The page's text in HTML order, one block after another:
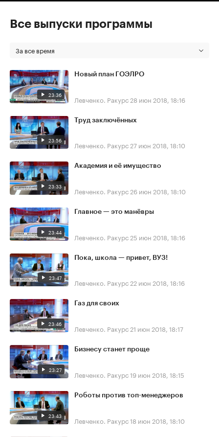
Все выпуски программы
За все время
23:36
Новый план ГОЭЛРО
Левченко. Ракурс 28 июн 2018, 18:16
23:56
Труд заключённых
Левченко. Ракурс 27 июн 2018, 18:10
23:33
Академия и её имущество
Левченко. Ракурс 26 июн 2018, 18:10
23:44
Главное — это манёвры
Левченко. Ракурс 25 июн 2018, 18:16
23:47
Пока, школа — привет, ВУЗ!
Левченко. Ракурс 22 июн 2018, 18:16
23:46
Газ для своих
Левченко. Ракурс 21 июн 2018, 18:17
23:27
Бизнесу станет проще
Левченко. Ракурс19 июн 2018, 18:15
23:43
Роботы против топ-менеджеров
Левченко. Ракурс18 июн 2018, 18:10